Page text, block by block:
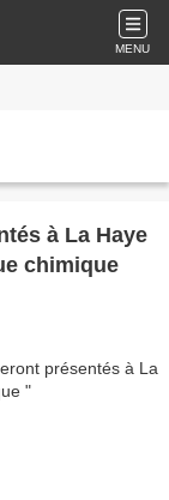
MENU
à La Haye
chimique